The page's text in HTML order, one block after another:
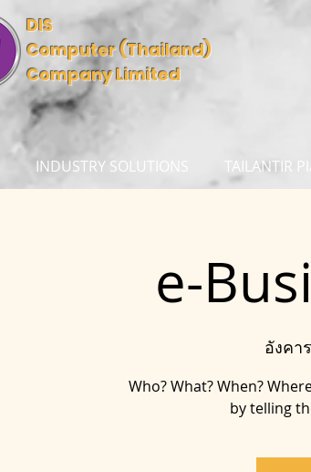
DIS
Computer (Thailand)
Company Limited
INDUSTRY SOLUTIONS TAILANTIR
e-
อังคา
Who? What? When?
by telling